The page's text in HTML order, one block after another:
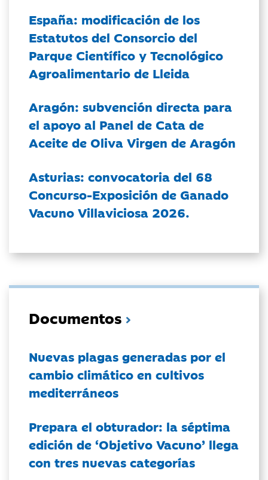
España: modificación de los
Estatutos del Consorcio del
Parque Científico y Tecnológico
Agroalimentario de Lleida
Aragón: subvención directa para
el apoyo al Panel de Cata de
Aceite de Oliva Virgen de Aragón
Asturias: convocatoria del 68
Concurso-Exposición de Ganado
Vacuno Villaviciosa 2026.
Documentos
Nuevas plagas generadas por el
cambio climático en cultivos
mediterráneos
Prepara el obturador: la séptima
edición de ‘Objetivo Vacuno’ llega
con tres nuevas categorías